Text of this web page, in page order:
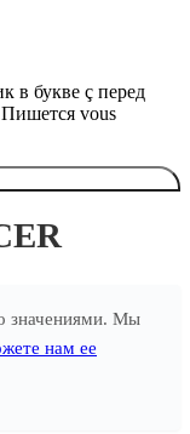
в букве ç перед
vous
значениями. Мы
нам ее